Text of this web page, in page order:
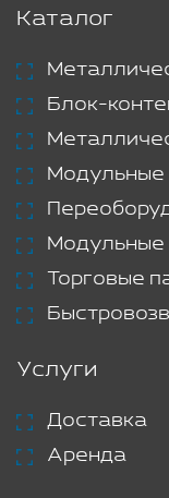
Каталог
Блок-
Модульные
Модульные
Торговые
Услуги
Доставка
Аренда